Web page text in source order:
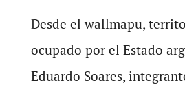
Desde el wallmapu,
ocupado por el Estado
Eduardo Soares,